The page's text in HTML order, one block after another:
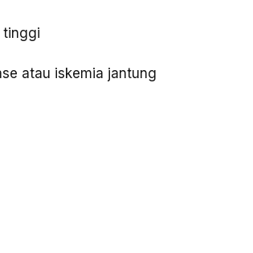
tinggi
atau iskemia jantung